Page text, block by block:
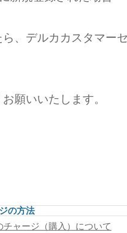
、デルカカスタマー
願いいたします。
の方法
チャージ（購入）について